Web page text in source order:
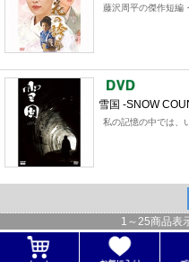
藤沢周平の傑作短編
雪国 -SNOW
私の記憶の中では、
1 ～ 25商品表